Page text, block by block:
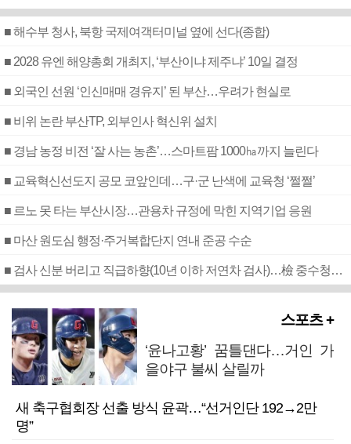
■ 해수부 청사, 북항 국제여객터미널 옆에 선다(종합)
■ 2028 유엔 해양총회 개최지, ‘부산이냐 제주냐’ 10일 결정
■ 외국인 선원 ‘인신매매 경유지’ 된 부산…우려가 현실로
■ 비위 논란 부산TP, 외부인사 혁신위 설치
■ 경남 농정 비전 ‘잘 사는 농촌’…스마트팜 1000㏊까지 늘린다
■ 교육혁신선도지 공모 코앞인데…구·군 난색에 교육청 ‘쩔쩔’
■ 르노 못 타는 부산시장…관용차 규정에 막힌 지역기업 응원
■ 마산 원도심 행정·주거복합단지 연내 준공 수순
■ 검사 신분 버리고 직급하향(10년 이하 저연차 검사)…檢 중수청행 기피
스포츠 +
‘윤나고황’ 꿈틀댄다…거인 가
을야구 불씨 살릴까
새 축구협회장 선출 방식 윤곽…“선거인단 192→2만
명”